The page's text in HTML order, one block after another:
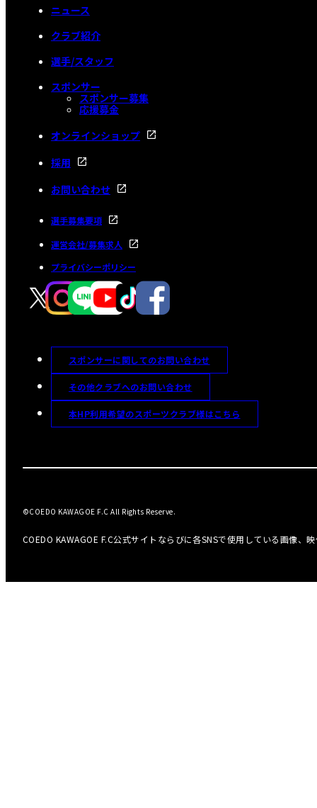
ニュース
クラブ紹介
選手/スタッフ
スポンサー
スポンサー募集
応援募金
オンラインショップ
採用
お問い合わせ
選手募集要項
運営会社/募集求人
プライバシーポリシー
スポンサーに関してのお問い合わせ
その他クラブへのお問い合わせ
本HP利用希望のスポーツクラブ様はこちら
COEDO KAWAGOE F.C公式サイトならびに各SNSで使用している画像、
©COEDO KAWAGOE F.C All Rights Reserve.